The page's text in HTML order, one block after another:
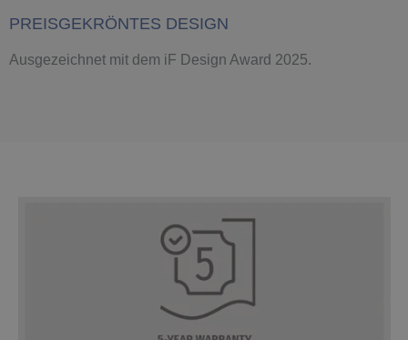
PREISGEKRÖNTES DESIGN
Ausgezeichnet mit dem iF Design Award 2025.